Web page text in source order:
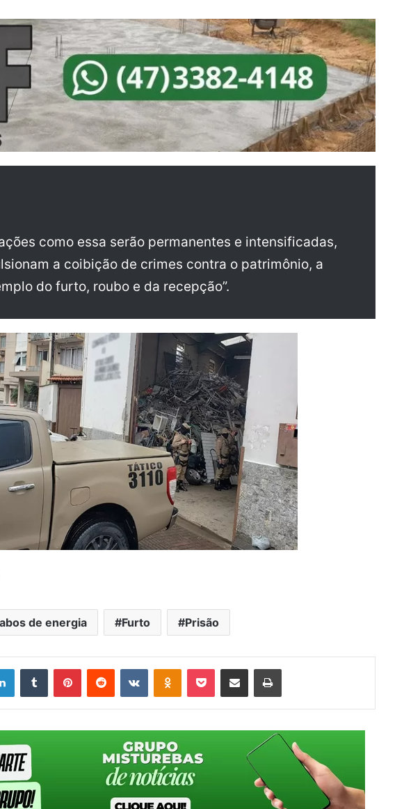
como essa serão permanentes e intensificadas,
a coibição de crimes contra o patrimônio, a
do furto, roubo e da recepção”.
de energia Furto Prisão